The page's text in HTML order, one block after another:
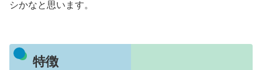
シかなと思います。
特徴